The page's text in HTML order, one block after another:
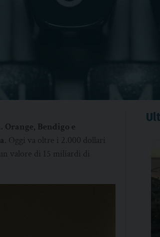
Bendigo e
. Oggi va oltre i 2.000 dollari
valore di 15 miliardi di